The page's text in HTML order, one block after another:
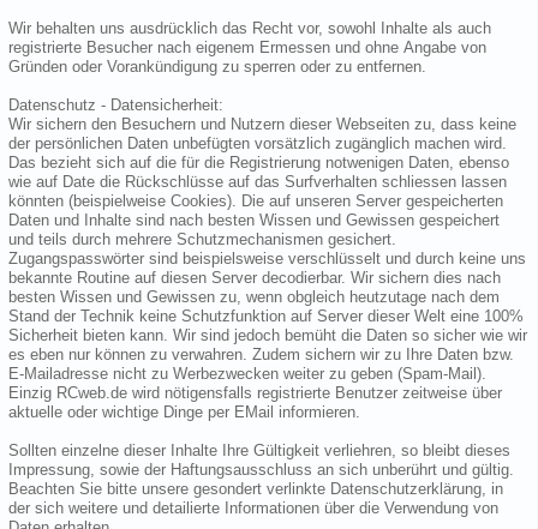
Wir behalten uns ausdrücklich das Recht vor, sowohl Inhalte als auch
registrierte Besucher nach eigenem Ermessen und ohne Angabe von
Gründen oder Vorankündigung zu sperren oder zu entfernen.
Datenschutz - Datensicherheit:
Wir sichern den Besuchern und Nutzern dieser Webseiten zu, dass keine
der persönlichen Daten unbefügten vorsätzlich zugänglich machen wird.
Das bezieht sich auf die für die Registrierung notwenigen Daten, ebenso
wie auf Date die Rückschlüsse auf das Surfverhalten schliessen lassen
könnten (beispielweise Cookies). Die auf unseren Server gespeicherten
Daten und Inhalte sind nach besten Wissen und Gewissen gespeichert
und teils durch mehrere Schutzmechanismen gesichert.
Zugangspasswörter sind beispielsweise verschlüsselt und durch keine uns
bekannte Routine auf diesen Server decodierbar. Wir sichern dies nach
besten Wissen und Gewissen zu, wenn obgleich heutzutage nach dem
Stand der Technik keine Schutzfunktion auf Server dieser Welt eine 100%
Sicherheit bieten kann. Wir sind jedoch bemüht die Daten so sicher wie wir
es eben nur können zu verwahren. Zudem sichern wir zu Ihre Daten bzw.
E-Mailadresse nicht zu Werbezwecken weiter zu geben (Spam-Mail).
Einzig RCweb.de wird nötigensfalls registrierte Benutzer zeitweise über
aktuelle oder wichtige Dinge per EMail informieren.
Sollten einzelne dieser Inhalte Ihre Gültigkeit verliehren, so bleibt dieses
Impressung, sowie der Haftungsausschluss an sich unberührt und gültig.
Beachten Sie bitte unsere gesondert verlinkte Datenschutzerklärung, in
der sich weitere und detailierte Informationen über die Verwendung von